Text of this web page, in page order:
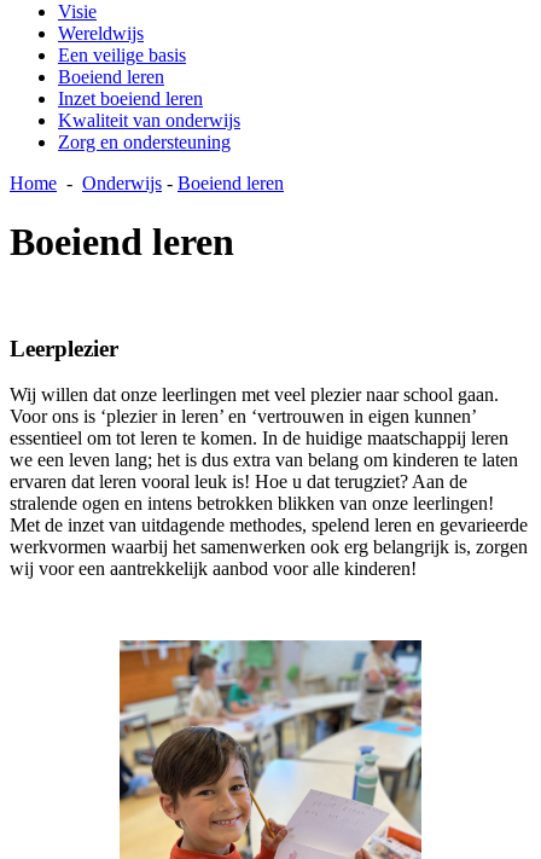
Visie
Wereldwijs
Een veilige basis
Boeiend leren
Inzet boeiend leren
Kwaliteit van onderwijs
Zorg en ondersteuning
Home - Onderwijs - Boeiend leren
Boeiend leren
Leerplezier
Wij willen dat onze leerlingen met veel plezier naar school gaan.
Voor ons is ‘plezier in leren’ en ‘vertrouwen in eigen kunnen’
essentieel om tot leren te komen. In de huidige maatschappij leren
we een leven lang; het is dus extra van belang om kinderen te laten
ervaren dat leren vooral leuk is! Hoe u dat terugziet? Aan de
stralende ogen en intens betrokken blikken van onze leerlingen!
Met de inzet van uitdagende methodes, spelend leren en gevarieerde
werkvormen waarbij het samenwerken ook erg belangrijk is, zorgen
wij voor een aantrekkelijk aanbod voor alle kinderen!